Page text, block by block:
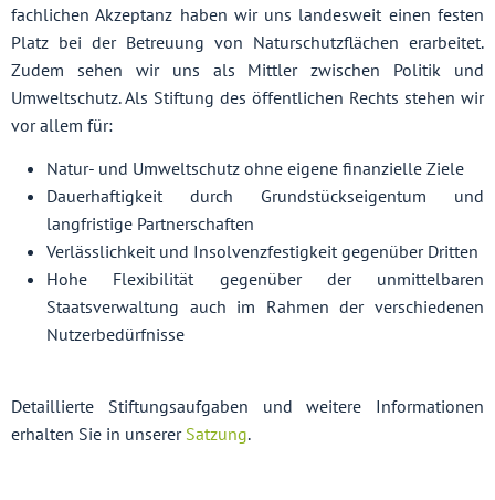
fachlichen Akzeptanz haben wir uns landesweit einen festen
Platz bei der Betreuung von Naturschutzflächen erarbeitet.
Zudem sehen wir uns als Mittler zwischen Politik und
Umweltschutz. Als Stiftung des öffentlichen Rechts stehen wir
vor allem für:
Natur- und Umweltschutz ohne eigene finanzielle Ziele
Dauerhaftigkeit durch Grundstückseigentum und
langfristige Partnerschaften
Verlässlichkeit und Insolvenzfestigkeit gegenüber Dritten
Hohe Flexibilität gegenüber der unmittelbaren
Staatsverwaltung auch im Rahmen der verschiedenen
Nutzerbedürfnisse
Detaillierte Stiftungsaufgaben und weitere Informationen
erhalten Sie in unserer Satzung.